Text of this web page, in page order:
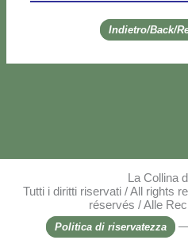
Indietro/Back/
La Collina
Tutti i diritti riservati / All rights
réservés / Alle
Politica di riservatezza